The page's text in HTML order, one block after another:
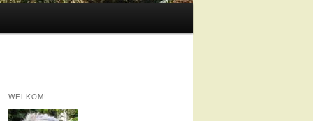
WELKOM!